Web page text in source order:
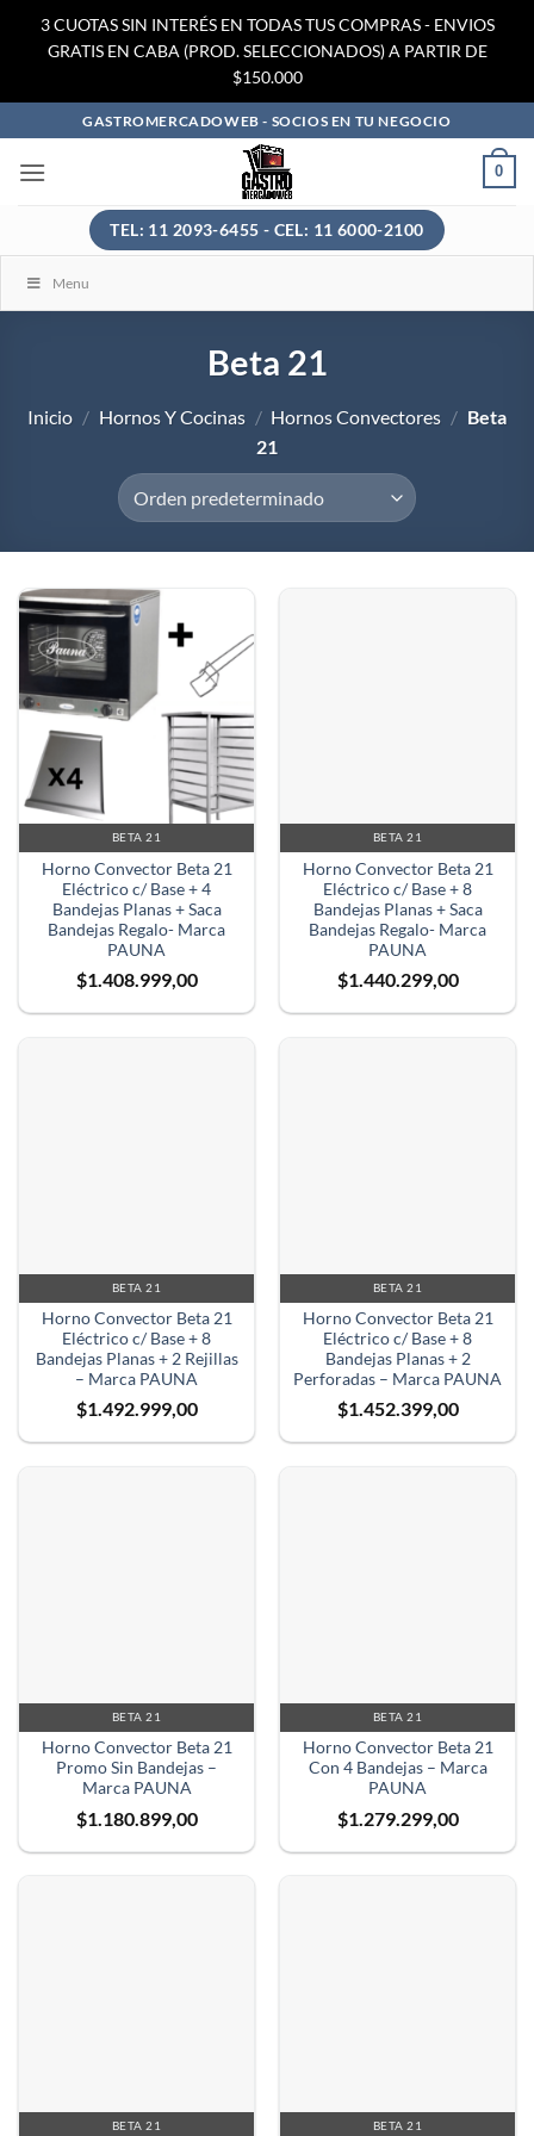
3 CUOTAS SIN INTERÉS EN TODAS TUS COMPRAS - ENVIOS
GRATIS EN CABA (PROD. SELECCIONADOS) A PARTIR DE
$150.000
al
contenido
GASTROMERCADOWEB - SOCIOS EN TU NEGOCIO
0
TEL: 11 2093-6455 - CEL: 11 6000-2100
Menu
Beta 21
Inicio / Hornos Y Cocinas / Hornos Convectores / Beta
21
BETA 21
Horno Convector Beta 21
Eléctrico c/ Base + 4
Bandejas Planas + Saca
Bandejas Regalo- Marca
PAUNA
$1.408.999,00
BETA 21
Horno Convector Beta 21
Eléctrico c/ Base + 8
Bandejas Planas + Saca
Bandejas Regalo- Marca
PAUNA
$1.440.299,00
BETA 21
Horno Convector Beta 21
Eléctrico c/ Base + 8
Bandejas Planas + 2 Rejillas
– Marca PAUNA
$1.492.999,00
BETA 21
Horno Convector Beta 21
Eléctrico c/ Base + 8
Bandejas Planas + 2
Perforadas – Marca PAUNA
$1.452.399,00
BETA 21
Horno Convector Beta 21
Promo Sin Bandejas –
Marca PAUNA
$1.180.899,00
BETA 21
Horno Convector Beta 21
Con 4 Bandejas – Marca
PAUNA
$1.279.299,00
BETA 21 BETA 21